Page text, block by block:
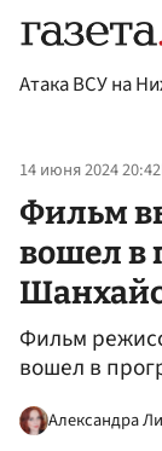
Атака ВСУ на
14 июня 2024 20:42
Фильм
вошел в
Фильм
вошел в
Александра